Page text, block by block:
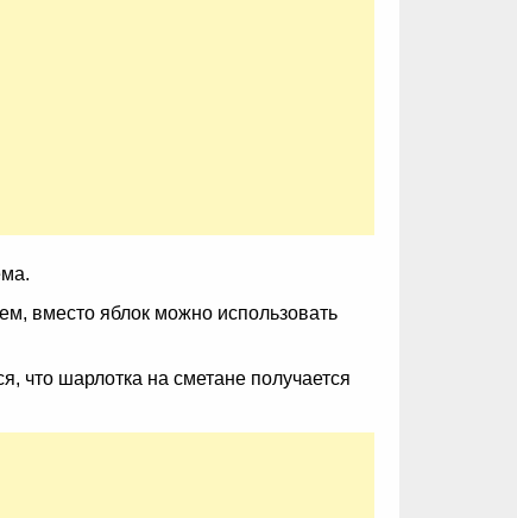
вместо яблок можно использовать
что шарлотка на сметане получается